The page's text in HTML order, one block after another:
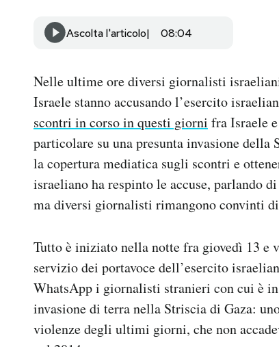
Ascolta l'articolo 08:04
Nelle ultime ore diversi giornalisti
Israele stanno accusando l’esercito
scontri in corso in questi giorni fra Israele
particolare su una presunta invasione
la copertura mediatica sugli scontri e
israeliano ha respinto le accuse, parlando
ma diversi giornalisti rimangono convinti
Tutto è iniziato nella notte fra giovedì 13
servizio dei portavoce dell’esercito
WhatsApp i giornalisti stranieri con cui è
invasione di terra nella Striscia di Gaza:
violenze degli ultimi giorni, che non